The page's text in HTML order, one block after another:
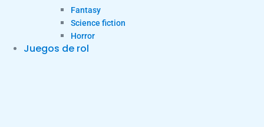
Fantasy
Science fiction
Horror
Juegos de rol